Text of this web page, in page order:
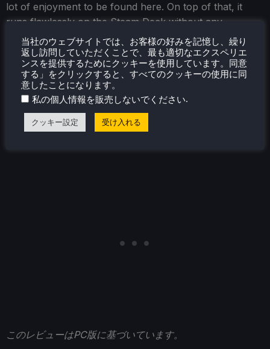
lot of enjoyment to be found here. On top of that, it
runs flawlessly on the Steam Deck without any
changes, though Depth of Field being turned off can
help it a bit with battery. But whether you choose to do
that or not, this is going to be a good time!
このレビューはPC版に基づいています。
当社のウェブサイトでは、お客様の好みを記憶し、繰り
返し訪問していただくことで、最も適切なエクスペリエ
ンスを提供するためにクッキーを使用しています。同意
する」をクリックすると、すべてのクッキーの使用に同
意したことになります。
私の個人情報を販売しないでください.
クッキー設定 受け入れる